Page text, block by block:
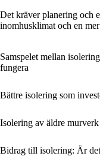
Det kräver planering och
inomhusklimat och en
Samspelet mellan
fungera
Bättre isolering som
Isolering av äldre
Bidrag till isolering: Är